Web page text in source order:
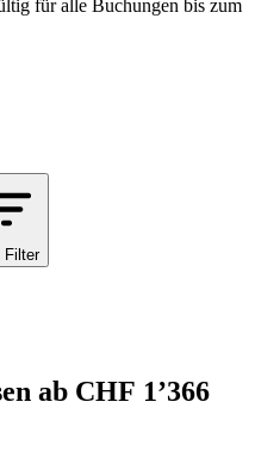
für alle Buchungen bis zum
Filter
ab CHF 1’366